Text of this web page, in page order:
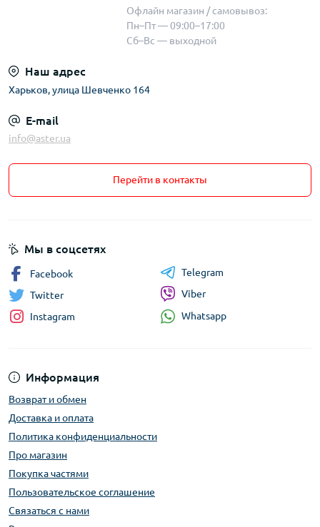
Офлайн магазин / самовывоз:
Пн–Пт — 09:00–17:00
Сб–Вс — выходной
Наш адрес
Харьков, улица Шевченко 164
E-mail
info@aster.ua
Перейти в контакты
Информация
Возврат и обмен
Доставка и оплата
Политика конфиденциальности
Про магазин
Покупка частями
Пользовательское соглашение
Связаться с нами
Мы в соцсетях
Facebook
Twitter
Instagram
Telegram
Viber
Whatsapp